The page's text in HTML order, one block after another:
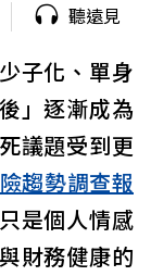
聽遠見
子化、單身
」逐漸成為
議題受到更
趨勢調查報
是個人情感
財務健康的